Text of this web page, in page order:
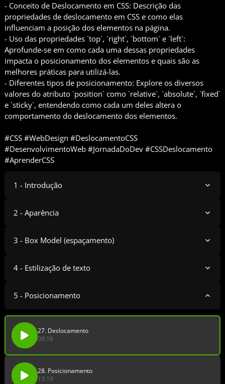
- Conceito de Deslocamento em CSS: Descrição das
propriedades de deslocamento em CSS e como elas
influenciam a posição dos elementos na página.
- Uso das propriedades `top`, `right`, `bottom` e `left`:
Aprofunde-se em como cada uma dessas propriedades
impacta o posicionamento dos elementos e quais são as
melhores práticas para utilizá-las.
- Diferentes tipos de posicionamento: Explore os diversos
valores do atributo `position` como `relative`, `absolute`, `fixed`
e `sticky`, entendendo como cada um deles altera o
comportamento do deslocamento dos elementos.
#CSS #WebDesign #DeslocamentoCSS
#DesenvolvimentoWeb #JornadaDoDev #CSSDeslocamento
#AprenderCSS
1 - Introdução
2 - Aparência
3 - Box Model (espaçamento)
4 - Estilização de texto
5 - Posicionamento
27. Deslocamento
08:16
28. Posicionamento
13:19